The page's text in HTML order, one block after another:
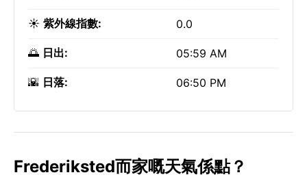
☀️ 紫外線指數: 0.0
🌅 日出: 05:59 AM
🌇 日落: 06:50 PM
Frederiksted而家嘅天氣係點？